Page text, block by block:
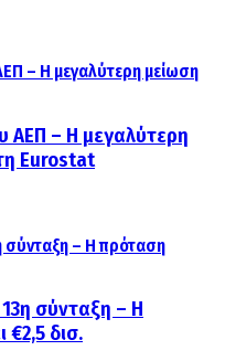
ΑΕΠ – Η μεγαλύτερη
Eurostat
σύνταξη – Η
€2,5 δισ.